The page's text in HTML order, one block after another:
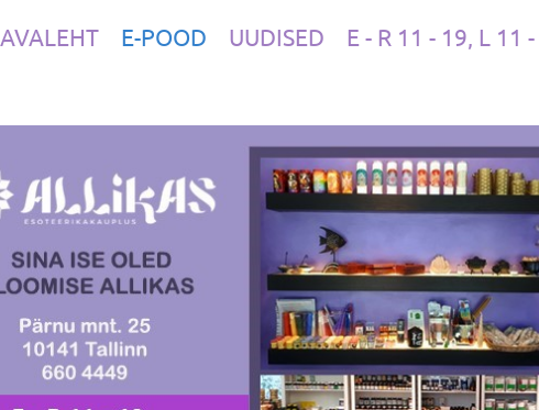
AVALEHT E-POOD UUDISED E - R 11 - 19, L 11